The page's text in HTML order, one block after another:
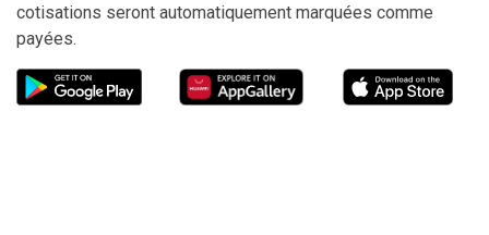
cotisations seront automatiquement marquées comme
payées.